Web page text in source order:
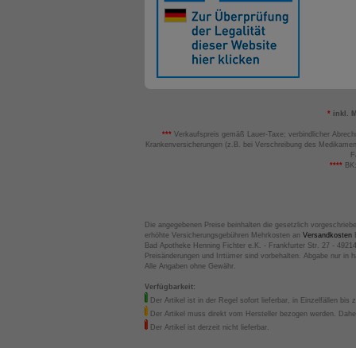
* inkl.
*** Verkaufspreis gemäß Lauer-Taxe; verbindlicher
Krankenversicherungen (z.B. bei Verschreibung des
****
Die angegebenen Preise beinhalten die gesetzlich
erhöhte Versicherungsgebühren Mehrkosten an Versandkosten
Bad Apotheke Henning Fichter e.K. - Frankfurter Str. 27 -
Preisänderungen und Irrtümer sind vorbehalten. Abgabe nur in
Alle Angaben ohne Gewähr.
Verfügbarkeit:
Der Artikel ist in der Regel sofort lieferbar, in Einzelfällen bis
Der Artikel muss direkt vom Hersteller bezogen werden.
Der Artikel ist derzeit nicht lieferbar.